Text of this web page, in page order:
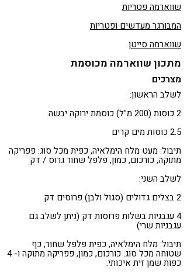
שווארמה פטריות
המבורגר מעדשים ופטריות
שווארמה סייטן
מתכון שווארמה מכוסמת
מצרכים
לשלב הראשון:
2 כוסות (200 מ"ל) כוסמת ירוקה יבשה
2.5 כוסות מים קרים
תיבול: מעט מלח הימלאיה, כפית מכל סוג: פפריקה
מתוקה, כורכום, כמון, פלפל שחור גרוס / דק
לשלב השני:
2 בצלים גדולים (סגול ולבן) פרוסים דק
4 עגבניות בשלות פרוסות דק (ניתן לשלב גם
עגבניות שרי)
תיבול: מלח הימלאיה, כפית פלפל שחור, כף
שטוחה מכל סוג: כורכום, כמון, פפריקה מתוקה ו- 4
כפות שמן זית איכותי.